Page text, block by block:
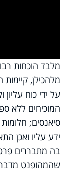
מלבד הוכחות
מלהכילן,
על ידי כוח עליון
המוכיחים ללא
סיאנסים;
ידע עליו ואכן
בה מתבררים
שהמהופנט מדבר